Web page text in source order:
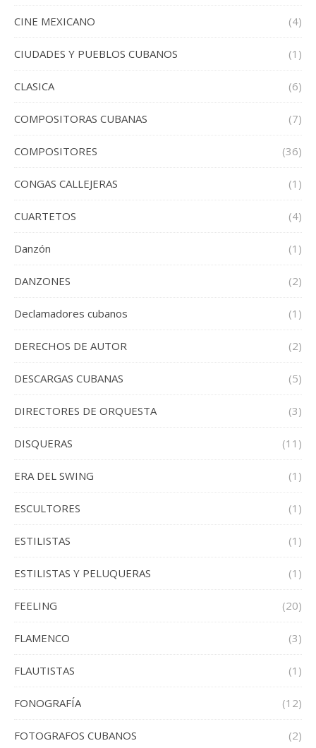
CINE MEXICANO (4)
CIUDADES Y PUEBLOS CUBANOS (1)
CLASICA (6)
COMPOSITORAS CUBANAS (7)
COMPOSITORES (36)
CONGAS CALLEJERAS (1)
CUARTETOS (4)
Danzón (1)
DANZONES (2)
Declamadores cubanos (1)
DERECHOS DE AUTOR (2)
DESCARGAS CUBANAS (5)
DIRECTORES DE ORQUESTA (3)
DISQUERAS (11)
ERA DEL SWING (1)
ESCULTORES (1)
ESTILISTAS (1)
ESTILISTAS Y PELUQUERAS (1)
FEELING (20)
FLAMENCO (3)
FLAUTISTAS (1)
FONOGRAFÍA (12)
FOTOGRAFOS CUBANOS (2)